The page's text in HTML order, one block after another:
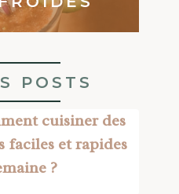
POSTS
cuisiner des
faciles et rapides
?